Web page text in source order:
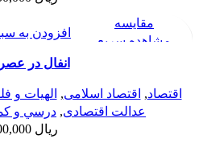
مقایسه
مشاهده سریع
افزودن به
انفال در
اقتصاد, اقتصاد اسلامی, الهیات و
عدالت اقتصادی, درسي و
ریال 2,000,000